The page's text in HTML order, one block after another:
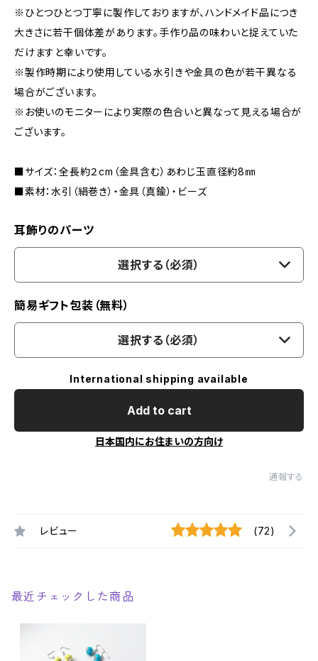
※ひとつひとつ丁寧に製作しておりますが、ハンドメイド品につき
大きさに若干個体差があります。手作り品の味わいと捉えていた
だけますと幸いです。
※製作時期により使用している水引きや金具の色が若干異なる
場合がございます。
※お使いのモニターにより実際の色合いと異なって見える場合が
ございます。
■サイズ：全長約２cm（金具含む）あわじ玉直径約8㎜
■素材：水引（絹巻き）・金具（真鍮）・ビーズ
耳飾りのパーツ
選択する（必須）
簡易ギフト包装（無料）
選択する（必須）
International shipping available
Add to cart
日本国内にお住まいの方向け
通報する
レビュー (72)
最近チェックした商品